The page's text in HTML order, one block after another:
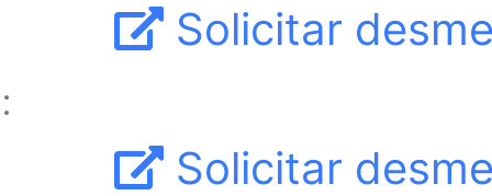
Solicitar
Solicitar